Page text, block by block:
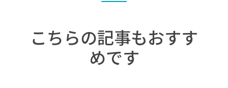
こちらの記事もおすす
めです